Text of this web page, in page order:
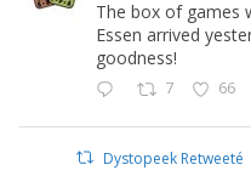
The box of games
Essen arrived
goodness!
7 66
Dystopeek Retweeté